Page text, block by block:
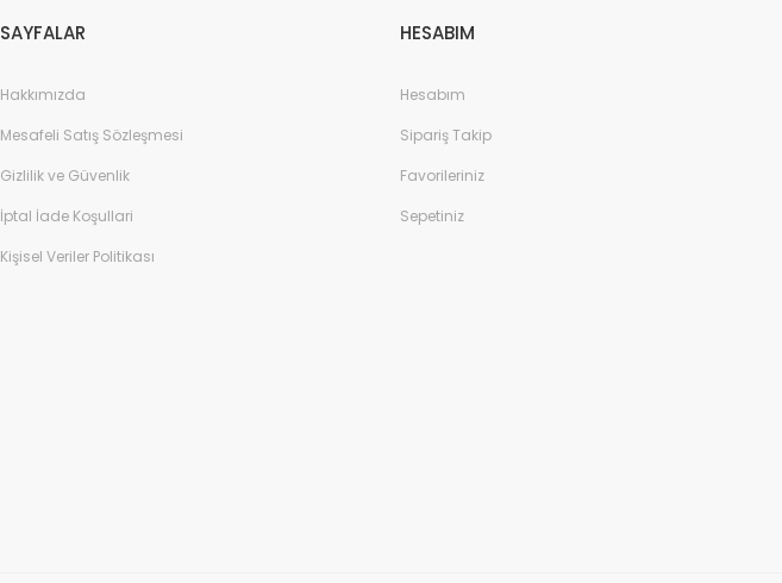
SAYFALAR
Hakkımızda
Mesafeli Satış Sözleşmesi
Gizlilik ve Güvenlik
İptal İade Koşullari
Kişisel Veriler Politikası
HESABIM
Hesabım
Sipariş Takip
Favorileriniz
Sepetiniz